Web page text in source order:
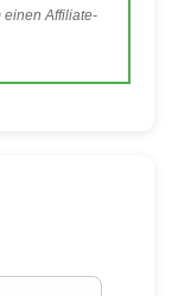
einen Affiliate-